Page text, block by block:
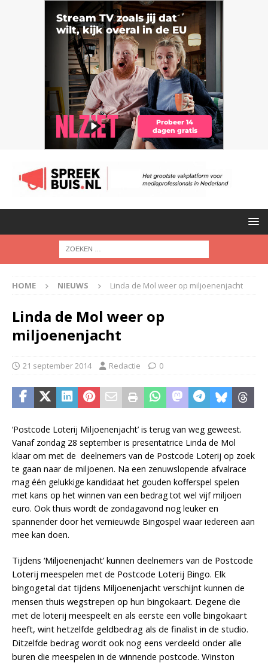
HOME NIEUWS Linda de Mol weer op miljoenenjacht
Linda de Mol weer op
miljoenenjacht
21 september 2014 Redactie 0
‘Postcode Loterij Miljoenenjacht’ is terug van weg geweest.
Vanaf zondag 28 september is presentatrice Linda de Mol
klaar om met de deelnemers van de Postcode Loterij op zoek
te gaan naar de miljoenen. Na een zenuwslopende afvalrace
mag één gelukkige kandidaat het gouden kofferspel spelen
met kans op het winnen van een bedrag tot wel vijf miljoen
euro. Ook thuis wordt de zondagavond nog leuker en
spannender door het vernieuwde Bingospel waar iedereen aan
mee kan doen.
Tijdens ‘Miljoenenjacht’ kunnen deelnemers van de Postcode
Loterij meespelen met de Postcode Loterij Bingo. Elk
bingogetal dat tijdens Miljoenenjacht verschijnt kunnen de
mensen thuis wegstrepen op hun bingokaart. Degene die
met de loterij meespeelt en als eerste een volle bingokaart
heeft, wint hetzelfde geldbedrag als de finalist in de studio.
Ditzelfde bedrag wordt ook nog eens verdeeld onder alle
buren die meespelen in de winnende postcode. Winston